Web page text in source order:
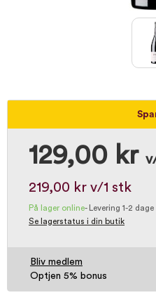
129,00 kr
219,00 kr v/1 stk
På lager online-
Levering 1-2 dage
Se lagerstatus i din butik
Bliv medlem
Optjen 5% bonus